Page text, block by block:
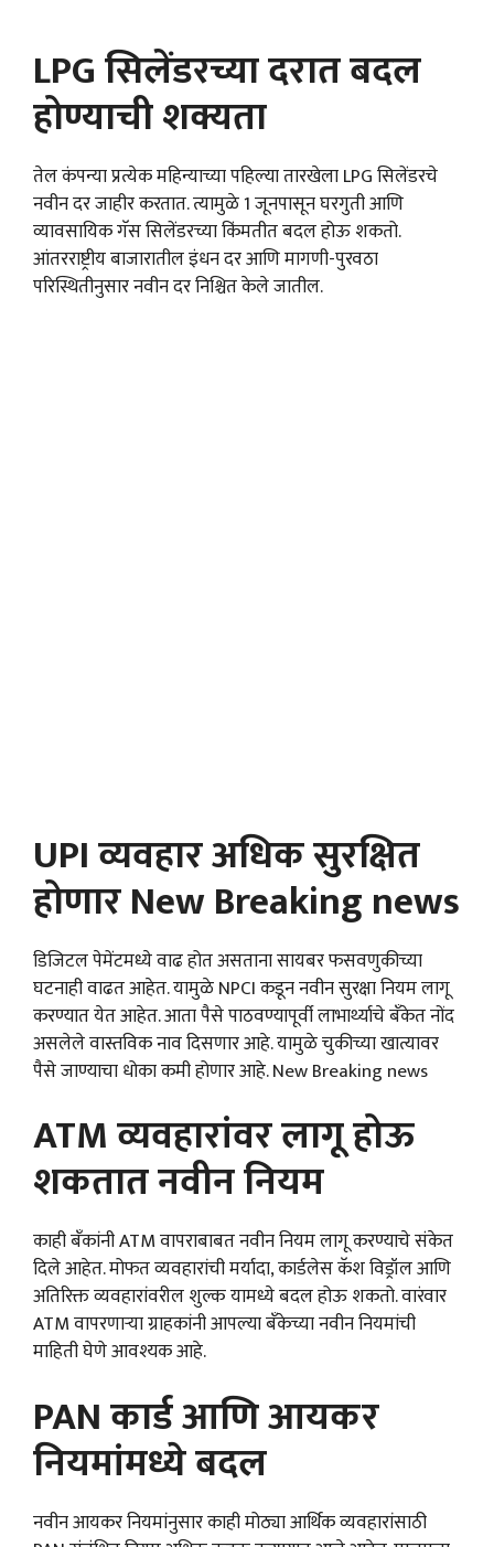
LPG सिलेंडरच्या दरात बदल
होण्याची शक्यता
तेल कंपन्या प्रत्येक महिन्याच्या पहिल्या तारखेला LPG सिलेंडरचे
नवीन दर जाहीर करतात. त्यामुळे 1 जूनपासून घरगुती आणि
व्यावसायिक गॅस सिलेंडरच्या किंमतीत बदल होऊ शकतो.
आंतरराष्ट्रीय बाजारातील इंधन दर आणि मागणी-पुरवठा
परिस्थितीनुसार नवीन दर निश्चित केले जातील.
UPI व्यवहार अधिक सुरक्षित
होणार New Breaking news
डिजिटल पेमेंटमध्ये वाढ होत असताना सायबर फसवणुकीच्या
घटनाही वाढत आहेत. यामुळे NPCI कडून नवीन सुरक्षा नियम लागू
करण्यात येत आहेत. आता पैसे पाठवण्यापूर्वी लाभार्थ्याचे बँकेत नोंद
असलेले वास्तविक नाव दिसणार आहे. यामुळे चुकीच्या खात्यावर
पैसे जाण्याचा धोका कमी होणार आहे. New Breaking news
ATM व्यवहारांवर लागू होऊ
शकतात नवीन नियम
काही बँकांनी ATM वापराबाबत नवीन नियम लागू करण्याचे संकेत
दिले आहेत. मोफत व्यवहारांची मर्यादा, कार्डलेस कॅश विड्रॉल आणि
अतिरिक्त व्यवहारांवरील शुल्क यामध्ये बदल होऊ शकतो. वारंवार
ATM वापरणाऱ्या ग्राहकांनी आपल्या बँकेच्या नवीन नियमांची
माहिती घेणे आवश्यक आहे.
PAN कार्ड आणि आयकर
नियमांमध्ये बदल
नवीन आयकर नियमांनुसार काही मोठ्या आर्थिक व्यवहारांसाठी